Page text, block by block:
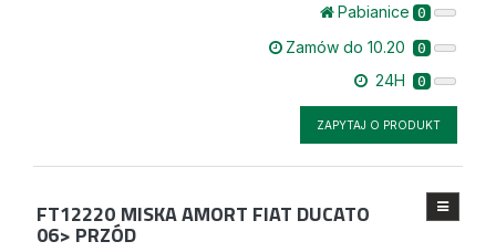
Pabianice 0
Zamów do 10.20 0
24H 0
ZAPYTAJ O PRODUKT
FT12220 MISKA AMORT FIAT DUCATO
06> PRZÓD